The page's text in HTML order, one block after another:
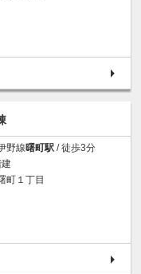
野線曙町駅 / 徒歩3分
町１丁目